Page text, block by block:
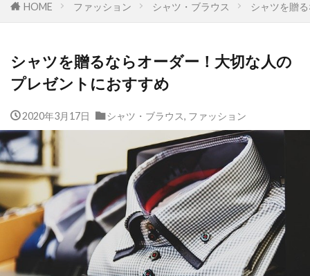
HOME ファッション シャツ・ブラウス シャツを贈
シャツを贈るならオーダー！大切な人の
プレゼントにおすすめ
2020年3月17日 シャツ・ブラウス, ファッション